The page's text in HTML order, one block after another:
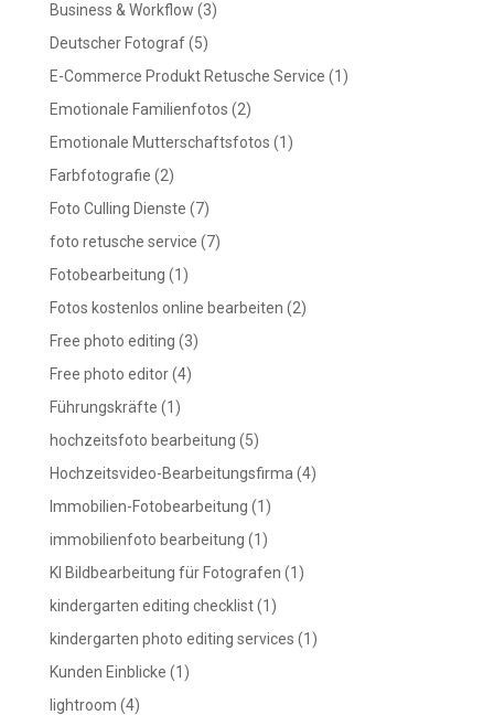
Business & Workflow (3)
Deutscher Fotograf(5)
E-Commerce Produkt Retusche Service (1)
Emotionale Familienfotos (2)
Emotionale Mutterschaftsfotos (1)
Farbfotografie (2)
Foto Culling Dienste (7)
foto retusche service (7)
Fotobearbeitung (1)
Fotos kostenlos online bearbeiten (2)
Free photo editing (3)
Free photo editor(4)
Führungskräfte (1)
hochzeitsfoto bearbeitung (5)
Hochzeitsvideo-Bearbeitungsfirma (4)
Immobilien-Fotobearbeitung (1)
immobilienfoto bearbeitung (1)
KI Bildbearbeitung für Fotografen (1)
kindergarten editing checklist(1)
kindergarten photo editing services (1)
Kunden Einblicke (1)
lightroom (4)